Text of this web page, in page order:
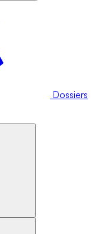
Dossiers